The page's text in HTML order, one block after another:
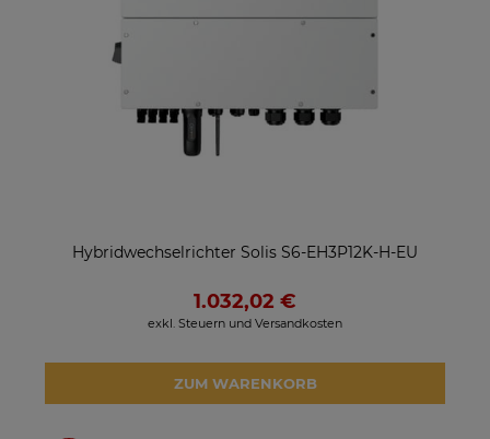
Hybridwechselrichter Solis S6-EH3P12K-H-EU
1.032,02 €
exkl. Steuern und Versandkosten
ZUM WARENKORB